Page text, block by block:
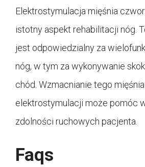
Elektrostymulacja mięśnia
istotny aspekt rehabilitacji nóg.
jest odpowiedzialny za
nóg, w tym za wykonywanie
chód. Wzmacnianie tego
elektrostymulacji może pomóc
zdolności ruchowych pacjenta.
Faqs